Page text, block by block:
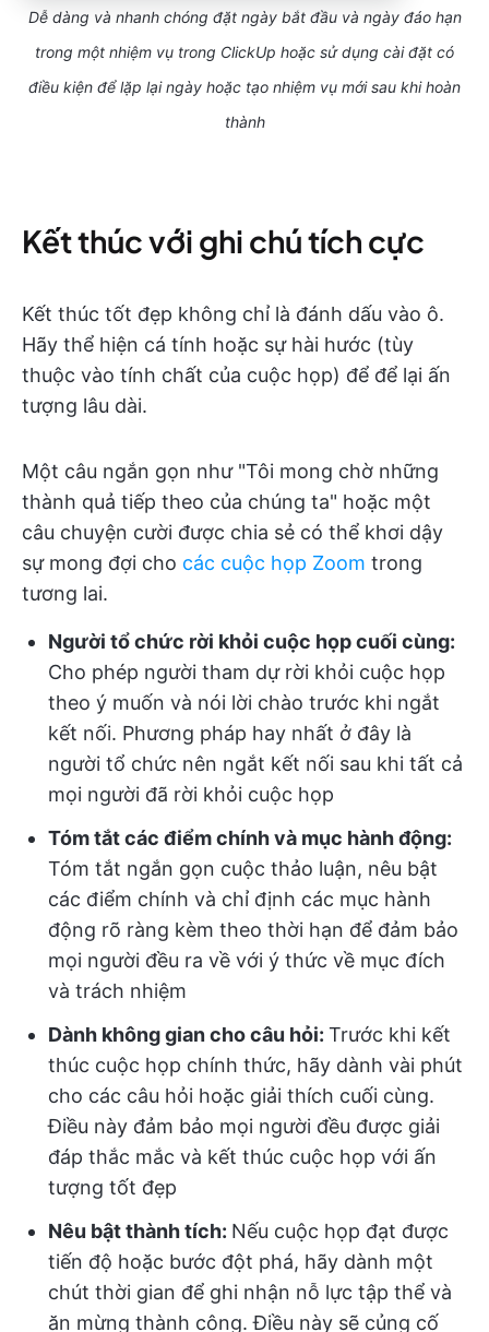
Dễ dàng và nhanh chóng đặt ngày bắt đầu và ngày đáo hạn
trong một nhiệm vụ trong ClickUp hoặc sử dụng cài đặt có
điều kiện để lặp lại ngày hoặc tạo nhiệm vụ mới sau khi hoàn
thành
Kết thúc với ghi chú tích cực
Kết thúc tốt đẹp không chỉ là đánh dấu vào ô.
Hãy thể hiện cá tính hoặc sự hài hước (tùy
thuộc vào tính chất của cuộc họp) để để lại ấn
tượng lâu dài.
Một câu ngắn gọn như "Tôi mong chờ những
thành quả tiếp theo của chúng ta" hoặc một
câu chuyện cười được chia sẻ có thể khơi dậy
sự mong đợi cho các cuộc họp Zoom trong
tương lai.
Người tổ chức rời khỏi cuộc họp cuối cùng:
Cho phép người tham dự rời khỏi cuộc họp
theo ý muốn và nói lời chào trước khi ngắt
kết nối. Phương pháp hay nhất ở đây là
người tổ chức nên ngắt kết nối sau khi tất cả
mọi người đã rời khỏi cuộc họp
Tóm tắt các điểm chính và mục hành động:
Tóm tắt ngắn gọn cuộc thảo luận, nêu bật
các điểm chính và chỉ định các mục hành
động rõ ràng kèm theo thời hạn để đảm bảo
mọi người đều ra về với ý thức về mục đích
và trách nhiệm
Dành không gian cho câu hỏi: Trước khi kết
thúc cuộc họp chính thức, hãy dành vài phút
cho các câu hỏi hoặc giải thích cuối cùng.
Điều này đảm bảo mọi người đều được giải
đáp thắc mắc và kết thúc cuộc họp với ấn
tượng tốt đẹp
Nêu bật thành tích: Nếu cuộc họp đạt được
tiến độ hoặc bước đột phá, hãy dành một
chút thời gian để ghi nhận nỗ lực tập thể và
ăn mừng thành công. Điều này sẽ củng cố